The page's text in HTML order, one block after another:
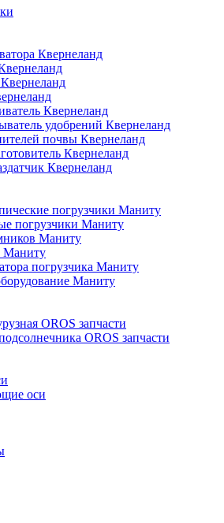
Квернеланд
Квернеланд
удобрений Квернеланд
почвы Квернеланд
Квернеланд
Квернеланд
погрузчики Маниту
погрузчики Маниту
Маниту
Маниту
погрузчика Маниту
Маниту
OROS запчасти
OROS запчасти
оси